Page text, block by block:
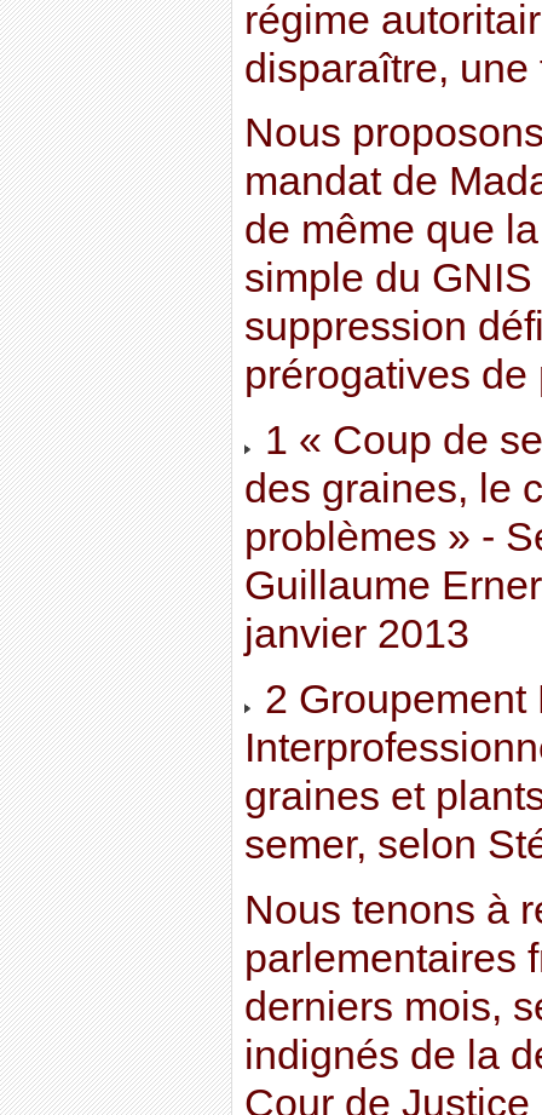
régime
disparaître,
Nous
mandat de
de même que
simple du
suppression
prérogatives
1 « Coup de
des graines, le
problèmes » -
Guillaume
janvier 2013
2 Groupement
graines et
semer, selon
Nous tenons à
parlementaires
derniers mois,
indignés de la
Cour de Justice